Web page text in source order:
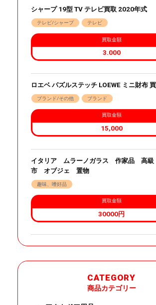
シャープ 19型 TV テレビ買取 2020年式
テレビ/シャープ テレビ
買取金額
3.000
ロエベ パズルステッチ LOEWE ミニ財布
ブランド/その他 ブランド
買取金額
15,000
イタリア ムラーノガラス 作家品 高
市 オブジェ 置物
趣味、嗜好品
買取金額
30000円
CATEGORY
商品カテゴリー